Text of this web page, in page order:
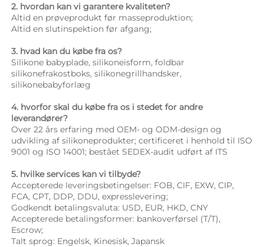
2. hvordan kan vi garantere kvaliteten?
Altid en prøveprodukt før masseproduktion;
Altid en slutinspektion før afgang;
3. hvad kan du købe fra os?
Silikone babyplade, silikoneisform, foldbar
silikonefrakostboks, silikonegrillhandsker,
silikonebabyforlæg
4. hvorfor skal du købe fra os i stedet for andre
leverandører?
Over 22 års erfaring med OEM- og ODM-design og
udvikling af silikoneprodukter; certificeret i henhold til ISO
9001 og ISO 14001; bestået SEDEX-audit udført af ITS
5. hvilke services kan vi tilbyde?
Accepterede leveringsbetingelser: FOB, CIF, EXW, CIP,
FCA, CPT, DDP, DDU, expresslevering;
Godkendt betalingsvaluta: USD, EUR, HKD, CNY
Accepterede betalingsformer: bankoverførsel (T/T),
Escrow;
Talt sprog: Engelsk, Kinesisk, Japansk